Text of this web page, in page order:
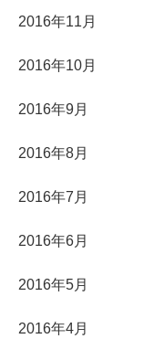
2016年11月
2016年10月
2016年9月
2016年8月
2016年7月
2016年6月
2016年5月
2016年4月